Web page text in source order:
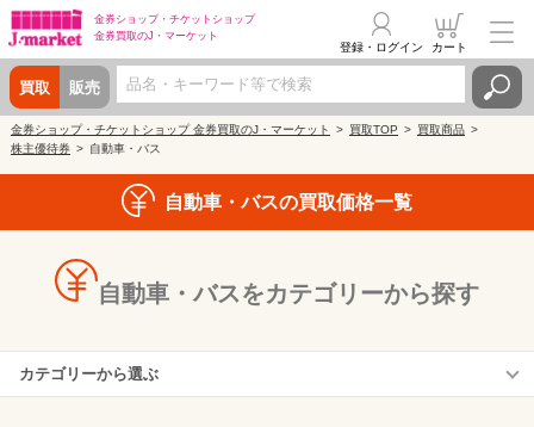
金券ショップ・ チケットショップ
金券買取のJ・マーケット
買取 販売
登録・ログイン カート
金券ショップ・チケットショップ 金券買取のJ・マーケット 買取TOP
買取商品
株主優待券
自動車・バス
自動車・バスの買取価格一覧
自動車・バスをカテゴリーから探す
カテゴリーから選ぶ